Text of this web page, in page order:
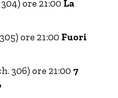
ore 21:00 La
ore 21:00 Fuori
306) ore 21:00 7